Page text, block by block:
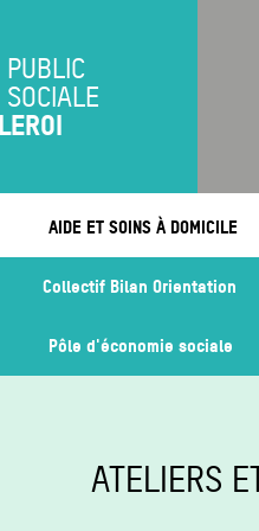
PUBLIC
AIDE ET SOINS À DOMICILE
Collectif Bilan Orientation
Pôle d'économie sociale
ATELIERS